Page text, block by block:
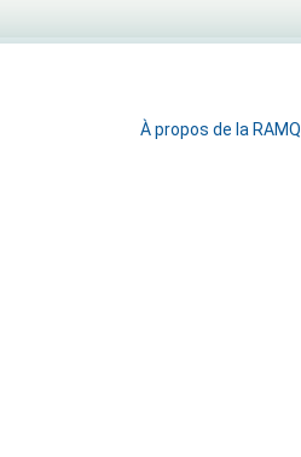
À propos de la RAMQ